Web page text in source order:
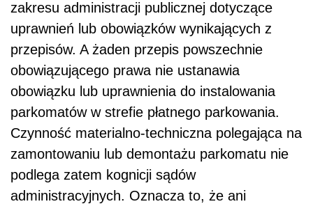
zakresu administracji publicznej dotyczące
uprawnień lub obowiązków wynikających z
przepisów. A żaden przepis powszechnie
obowiązującego prawa nie ustanawia
obowiązku lub uprawnienia do instalowania
parkomatów w strefie płatnego parkowania.
Czynność materialno-techniczna polegająca na
zamontowaniu lub demontażu parkomatu nie
podlega zatem kognicji sądów
administracyjnych. Oznacza to, że ani